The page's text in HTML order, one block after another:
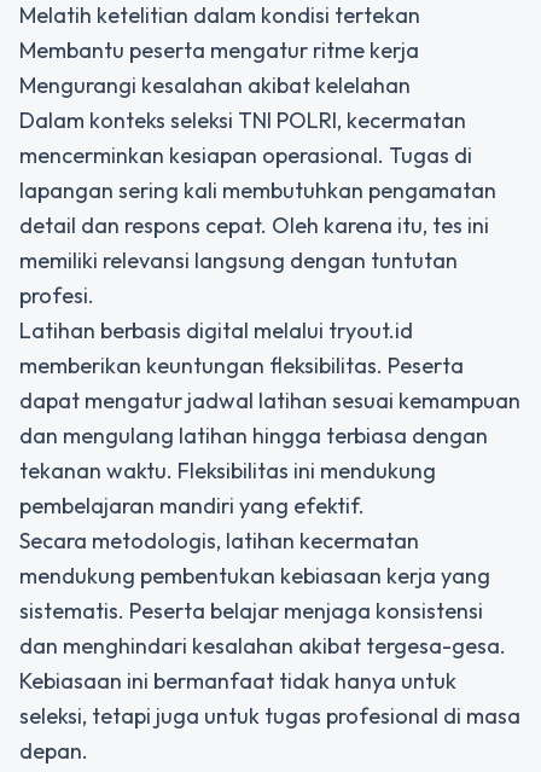
Melatih ketelitian dalam kondisi tertekan
Membantu peserta mengatur ritme kerja
Mengurangi kesalahan akibat kelelahan
Dalam konteks seleksi TNI POLRI, kecermatan
mencerminkan kesiapan operasional. Tugas di
lapangan sering kali membutuhkan pengamatan
detail dan respons cepat. Oleh karena itu, tes ini
memiliki relevansi langsung dengan tuntutan
profesi.
Latihan berbasis digital melalui tryout.id
memberikan keuntungan fleksibilitas. Peserta
dapat mengatur jadwal latihan sesuai kemampuan
dan mengulang latihan hingga terbiasa dengan
tekanan waktu. Fleksibilitas ini mendukung
pembelajaran mandiri yang efektif.
Secara metodologis, latihan kecermatan
mendukung pembentukan kebiasaan kerja yang
sistematis. Peserta belajar menjaga konsistensi
dan menghindari kesalahan akibat tergesa-gesa.
Kebiasaan ini bermanfaat tidak hanya untuk
seleksi, tetapi juga untuk tugas profesional di masa
depan.